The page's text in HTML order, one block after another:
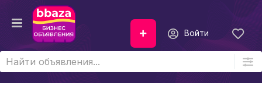
Войти